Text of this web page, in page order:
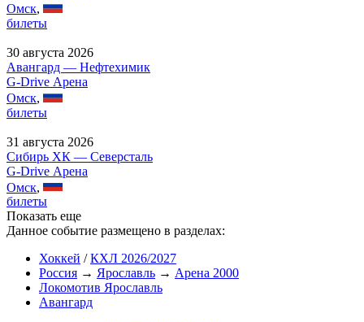
Омск,
билеты
30 августа 2026
Авангард — Нефтехимик
G-Drive Арена
Омск,
билеты
31 августа 2026
Сибирь ХК — Северсталь
G-Drive Арена
Омск,
билеты
Показать еще
Данное событие размещено в разделах:
Хоккей /КХЛ 2026/2027
Россия → Ярославль → Арена 2000
Локомотив Ярославль
Авангард